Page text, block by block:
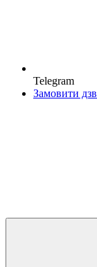
Telegram
Замовити